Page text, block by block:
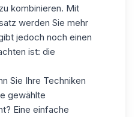
kombinieren. Mit
werden Sie mehr
jedoch noch einen
ist: die
Sie Ihre Techniken
gewählte
Eine einfache